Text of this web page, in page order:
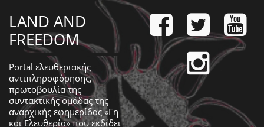
LAND AND
FREEDOM
Portal ελευθεριακής
αντιπληροφόρησης,
πρωτοβουλία της
συντακτικής ομάδας της
αναρχικής εφημερίδας «Γη
και Ελευθερία» που εκδίδει